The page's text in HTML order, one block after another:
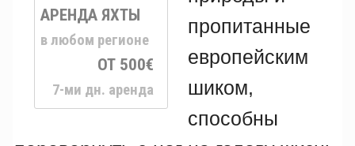
АРЕНДА ЯХТЫ
в любом регионе
ОТ 500€
7-ми дн. аренда
пропитанные
европейским
шиком,
способны